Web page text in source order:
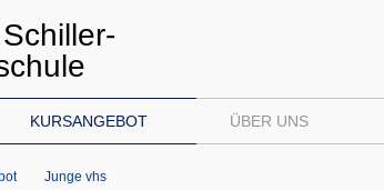
KURSANGEBOT ÜBER UNS
Junge vhs